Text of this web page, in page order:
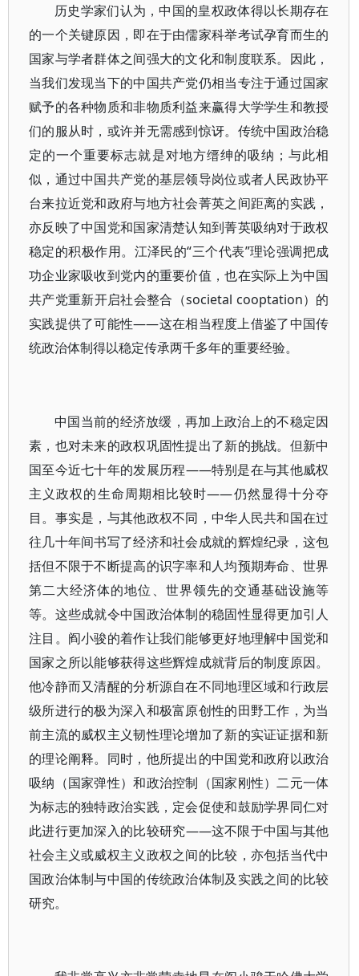
历史学家们认为，中国的皇权政体得以长期存在
的一个关键原因，即在于由儒家科举考试孕育而生的
国家与学者群体之间强大的文化和制度联系。因此，
当我们发现当下的中国共产党仍相当专注于通过国家
赋予的各种物质和非物质利益来赢得大学学生和教授
们的服从时，或许并无需感到惊讶。传统中国政治稳
定的一个重要标志就是对地方缙绅的吸纳；与此相
似，通过中国共产党的基层领导岗位或者人民政协平
台来拉近党和政府与地方社会菁英之间距离的实践，
亦反映了中国党和国家清楚认知到菁英吸纳对于政权
稳定的积极作用。江泽民的“三个代表”理论强调把成
功企业家吸收到党内的重要价值，也在实际上为中国
共产党重新开启社会整合（societal cooptation）的
实践提供了可能性——这在相当程度上借鉴了中国传
统政治体制得以稳定传承两千多年的重要经验。
中国当前的经济放缓，再加上政治上的不稳定因
素，也对未来的政权巩固性提出了新的挑战。但新中
国至今近七十年的发展历程——特别是在与其他威权
主义政权的生命周期相比较时——仍然显得十分夺
目。事实是，与其他政权不同，中华人民共和国在过
往几十年间书写了经济和社会成就的辉煌纪录，这包
括但不限于不断提高的识字率和人均预期寿命、世界
第二大经济体的地位、世界领先的交通基础设施等
等。这些成就令中国政治体制的稳固性显得更加引人
注目。阎小骏的着作让我们能够更好地理解中国党和
国家之所以能够获得这些辉煌成就背后的制度原因。
他冷静而又清醒的分析源自在不同地理区域和行政层
级所进行的极为深入和极富原创性的田野工作，为当
前主流的威权主义韧性理论增加了新的实证证据和新
的理论阐释。同时，他所提出的中国党和政府以政治
吸纳（国家弹性）和政治控制（国家刚性）二元一体
为标志的独特政治实践，定会促使和鼓励学界同仁对
此进行更加深入的比较研究——这不限于中国与其他
社会主义或威权主义政权之间的比较，亦包括当代中
国政治体制与中国的传统政治体制及实践之间的比较
研究。